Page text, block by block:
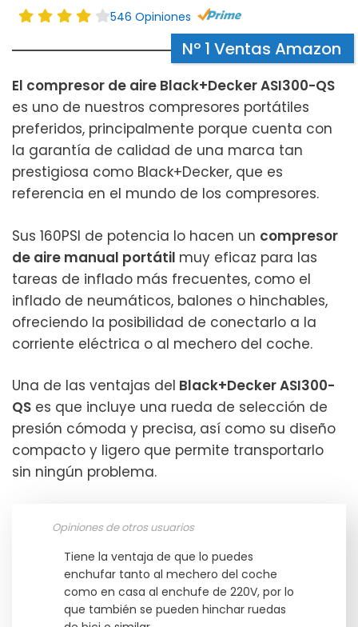
546 Opiniones
Nº 1 Ventas Amazon
El compresor de aire Black+Decker ASI300-QS
es uno de nuestros compresores portátiles
preferidos, principalmente porque cuenta con
la garantía de calidad de una marca tan
prestigiosa como Black+Decker, que es
referencia en el mundo de los compresores.
Sus 160PSI de potencia lo hacen un compresor
de aire manual portátil muy eficaz para las
tareas de inflado más frecuentes, como el
inflado de neumáticos, balones o hinchables,
ofreciendo la posibilidad de conectarlo a la
corriente eléctrica o al mechero del coche.
Una de las ventajas del Black+Decker ASI300-
QS es que incluye una rueda de selección de
presión cómoda y precisa, así como su diseño
compacto y ligero que permite transportarlo
sin ningún problema.
Opiniones de otros usuarios
Tiene la ventaja de que lo puedes
enchufar tanto al mechero del coche
como en casa al enchufe de 220V, por lo
que también se pueden hinchar ruedas